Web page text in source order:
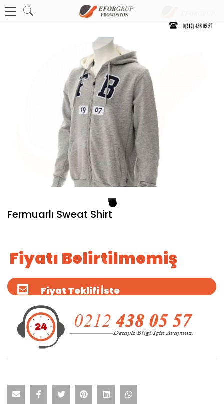
Fermuarlı Sweat Shirt
Fiyatı Belirtilmemiş
Fiyat Teklifi İste